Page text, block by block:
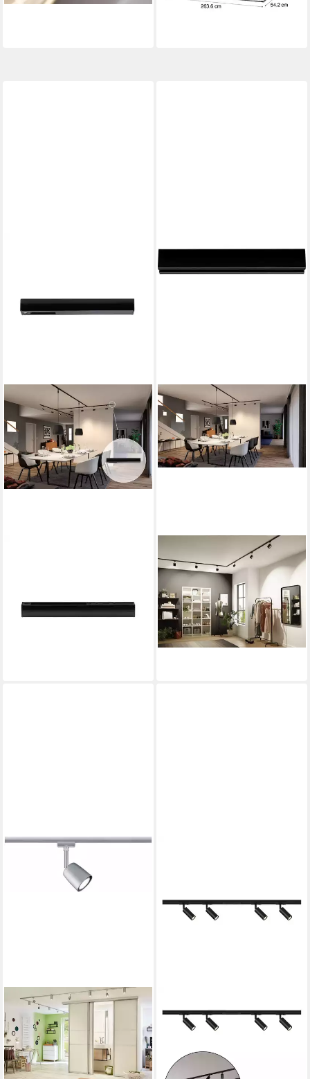
tlg), Einzelspot, dimmbar
Schienensystem-Sets
Paulmann URail Schiene
schwarz matt 10 cm max.
6,99 €
lieferbar - in 3-4 Werktagen bei dir